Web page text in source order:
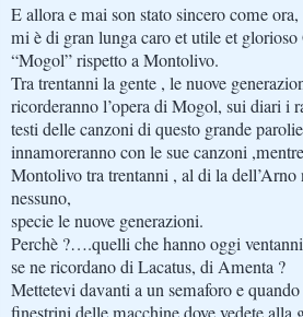
E allora e mai son stato sincero come
mi è di gran lunga caro et utile et
“Mogol” rispetto a Montolivo.
Tra trentanni la gente , le nuove
ricorderanno l’opera di Mogol, sui diari i
testi delle canzoni di questo grande
innamoreranno con le sue canzoni
Montolivo tra trentanni , al di la dell’Arno
nessuno,
specie le nuove generazioni.
Perchè ?….quelli che hanno oggi
se ne ricordano di Lacatus, di Amenta ?
Mettetevi davanti a un semaforo e